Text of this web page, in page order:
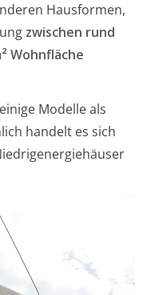
Hausformen,
zwischen rund
Wohnfläche
Modelle als
handelt es sich